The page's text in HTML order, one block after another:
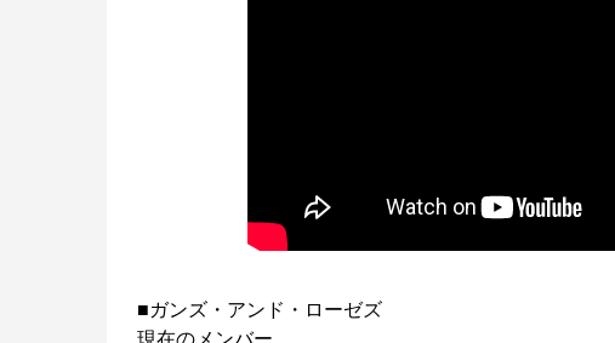
■ガンズ・アンド・ローゼズ
現在のメンバー